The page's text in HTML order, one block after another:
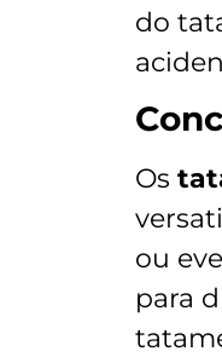
do
Os
ou
para